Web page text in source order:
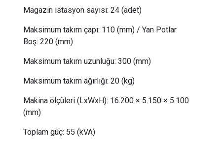
Magazin istasyon sayısı: 24 (adet)
Maksimum takım çapı: 110 (mm) / Yan Potlar
Boş: 220 (mm)
Maksimum takım uzunluğu: 300 (mm)
Maksimum takım ağırlığı: 20 (kg)
Makina ölçüleri (LxWxH): 16.200 × 5.150 × 5.100
(mm)
Toplam güç: 55 (kVA)